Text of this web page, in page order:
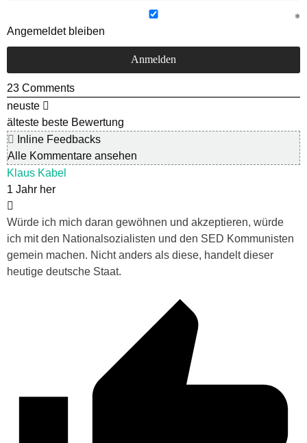
Angemeldet bleiben
23 Comments
neuste
älteste beste Bewertung
Inline Feedbacks
Alle Kommentare ansehen
Klaus Kabel
1 Jahr her
Würde ich mich daran gewöhnen und akzeptieren, würde
ich mit den Nationalsozialisten und den SED Kommunisten
gemein machen. Nicht anders als diese, handelt dieser
heutige deutsche Staat.